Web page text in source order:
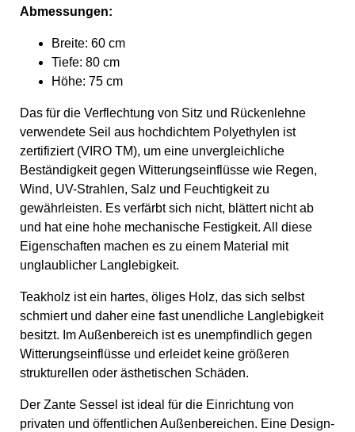
Abmessungen:
Breite: 60 cm
Tiefe: 80 cm
Höhe: 75 cm
Das für die Verflechtung von Sitz und Rückenlehne
verwendete Seil aus hochdichtem Polyethylen ist
zertifiziert (VIRO TM), um eine unvergleichliche
Beständigkeit gegen Witterungseinflüsse wie Regen,
Wind, UV-Strahlen, Salz und Feuchtigkeit zu
gewährleisten. Es verfärbt sich nicht, blättert nicht ab
und hat eine hohe mechanische Festigkeit. All diese
Eigenschaften machen es zu einem Material mit
unglaublicher Langlebigkeit.
Teakholz ist ein hartes, öliges Holz, das sich selbst
schmiert und daher eine fast unendliche Langlebigkeit
besitzt. Im Außenbereich ist es unempfindlich gegen
Witterungseinflüsse und erleidet keine größeren
strukturellen oder ästhetischen Schäden.
Der Zante Sessel ist ideal für die Einrichtung von
privaten und öffentlichen Außenbereichen. Eine Design-